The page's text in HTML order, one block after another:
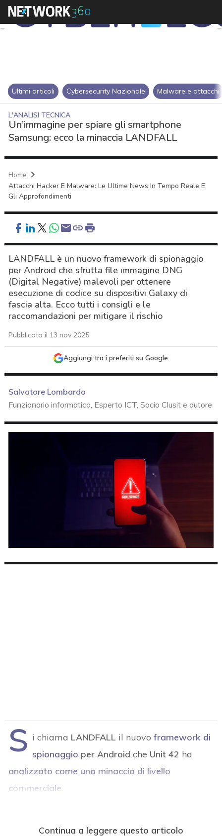
Ultimi articoli Cybersecurity Nazionale Malware e attacchi
L'ANALISI TECNICA
Un’immagine per spiare gli smartphone
Samsung: ecco la minaccia LANDFALL
Home
Attacchi Hacker E Malware: Le Ultime News In Tempo Reale E
Gli Approfondimenti
LANDFALL è un nuovo framework di spionaggio
per Android che sfrutta file immagine DNG
(Digital Negative) malevoli per ottenere
esecuzione di codice su dispositivi Galaxy di
fascia alta. Ecco tutti i consigli e le
raccomandazioni per mitigare il rischio
Pubblicato il 13 nov 2025
Aggiungi tra i preferiti su Google
Salvatore Lombardo
Funzionario informatico, Esperto ICT, Socio Clusit e autore
S i chiama LANDFALL il nuovoframework di
spionaggio per Android che Unit 42 ha
analizzato come una minaccia di livello
commerciale.
Continua a leggere questo articolo